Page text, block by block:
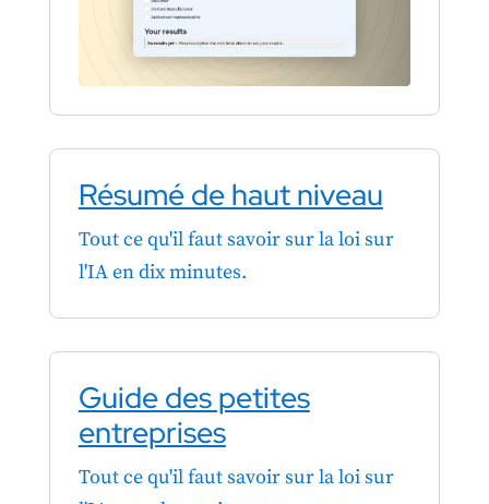
Résumé de haut niveau
Tout ce qu'il faut savoir sur la loi sur
l'IA en dix minutes.
Guide des petites
entreprises
Tout ce qu'il faut savoir sur la loi sur